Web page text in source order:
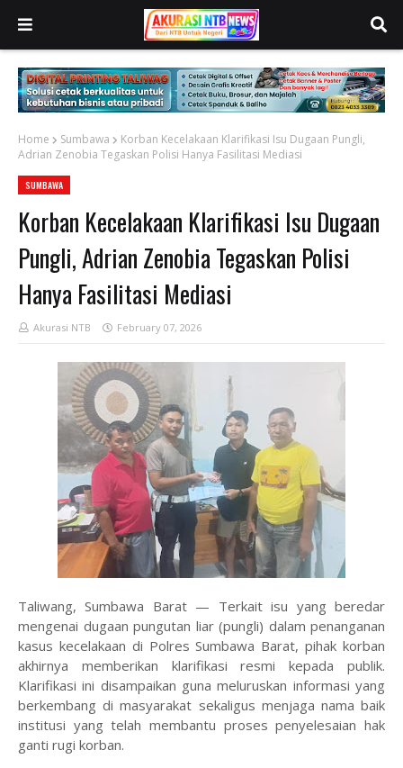
Home Sumbawa
‎Korban Kecelakaan Klarifikasi Isu Dugaan Pungli,
Adrian Zenobia Tegaskan Polisi Hanya Fasilitasi Mediasi ‎
SUMBAWA
‎Korban Kecelakaan Klarifikasi Isu Dugaan
Pungli, Adrian Zenobia Tegaskan Polisi
Hanya Fasilitasi Mediasi ‎
Akurasi NTB February 07, 2026
Taliwang, Sumbawa Barat — Terkait isu yang beredar
mengenai dugaan pungutan liar (pungli) dalam penanganan
kasus kecelakaan di Polres Sumbawa Barat, pihak korban
akhirnya memberikan klarifikasi resmi kepada publik.
Klarifikasi ini disampaikan guna meluruskan informasi yang
berkembang di masyarakat sekaligus menjaga nama baik
institusi yang telah membantu proses penyelesaian hak
ganti rugi korban.